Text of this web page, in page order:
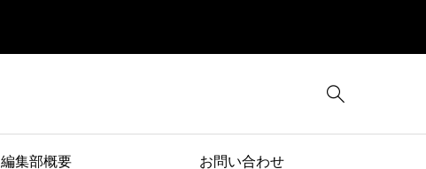

編集部概要 お問い合わせ